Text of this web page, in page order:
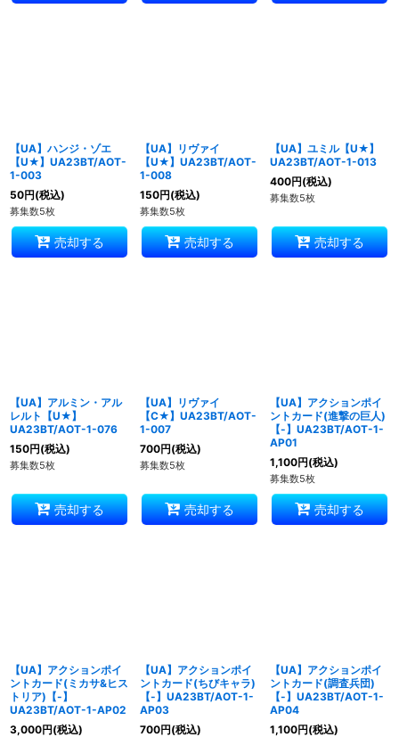
【UA】ハンジ・ゾエ
【U★】UA23BT/AOT-
1-003
50円(税込)
募集数5枚
売却する
【UA】リヴァイ
【U★】UA23BT/AOT-
1-008
150円(税込)
募集数5枚
売却する
【UA】ユミル【U★】
UA23BT/AOT-1-013
400円(税込)
募集数5枚
売却する
【UA】アルミン・アル
レルト【U★】
UA23BT/AOT-1-076
150円(税込)
募集数5枚
売却する
【UA】リヴァイ
【C★】UA23BT/AOT-
1-007
700円(税込)
募集数5枚
売却する
【UA】アクションポイ
ントカード(進撃の巨人)
【-】UA23BT/AOT-1-
AP01
1,100円(税込)
募集数5枚
売却する
【UA】アクションポイ
ントカード(ミカサ&ヒス
トリア)【-】
UA23BT/AOT-1-AP02
3,000円(税込)
【UA】アクションポイ
ントカード(ちびキャラ)
【-】UA23BT/AOT-1-
AP03
700円(税込)
【UA】アクションポイ
ントカード(調査兵団)
【-】UA23BT/AOT-1-
AP04
1,100円(税込)